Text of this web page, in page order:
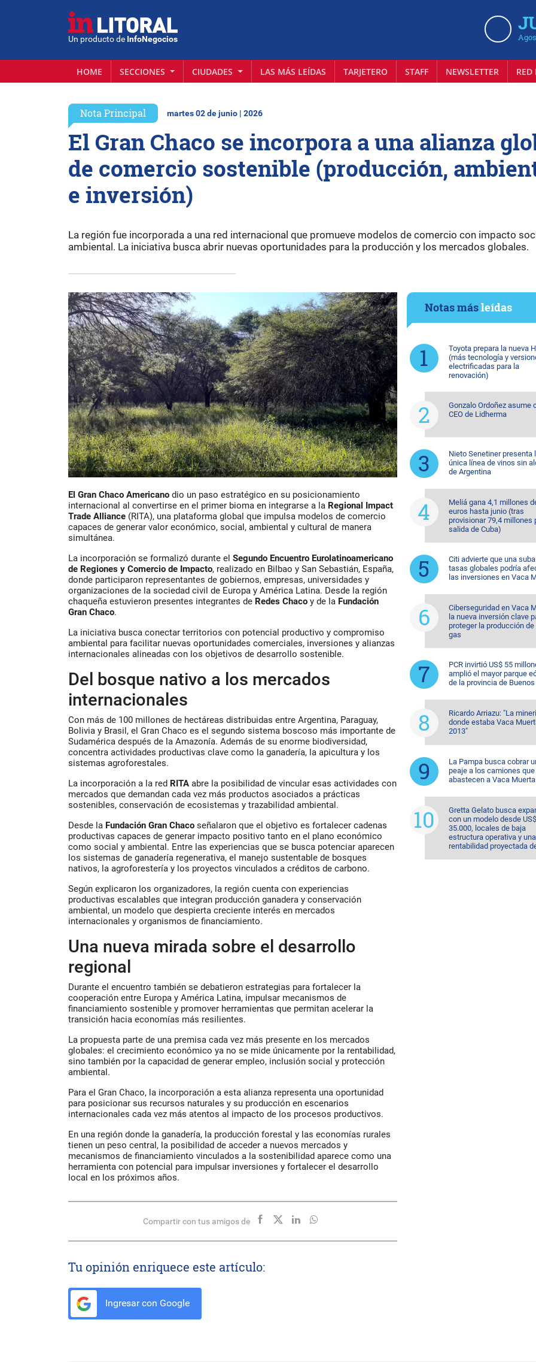
Un producto de InfoNegocios
HOME SECCIONES CIUDADES LAS MÁS LEÍDAS TARJETERO STAFF NEWSLETTER RED
Nota Principal martes 02 de junio | 2026
El Gran Chaco se incorpora a una alianza
de comercio sostenible (producción,
e inversión)
La región fue incorporada a una red internacional que promueve modelos de comercio con impacto
ambiental. La iniciativa busca abrir nuevas oportunidades para la producción y los mercados globales.
El Gran Chaco Americano dio un paso estratégico en su posicionamiento
internacional al convertirse en el primer bioma en integrarse a la Regional Impact
Trade Alliance (RITA), una plataforma global que impulsa modelos de comercio
capaces de generar valor económico, social, ambiental y cultural de manera
simultánea.
La incorporación se formalizó durante el Segundo Encuentro Eurolatinoamericano
de Regiones y Comercio de Impacto, realizado en Bilbao y San Sebastián, España,
donde participaron representantes de gobiernos, empresas, universidades y
organizaciones de la sociedad civil de Europa y América Latina. Desde la región
chaqueña estuvieron presentes integrantes de Redes Chaco y de la Fundación
Gran Chaco.
La iniciativa busca conectar territorios con potencial productivo y compromiso
ambiental para facilitar nuevas oportunidades comerciales, inversiones y alianzas
internacionales alineadas con los objetivos de desarrollo sostenible.
Del bosque nativo a los mercados
internacionales
Con más de 100 millones de hectáreas distribuidas entre Argentina, Paraguay,
Bolivia y Brasil, el Gran Chaco es el segundo sistema boscoso más importante de
Sudamérica después de la Amazonía. Además de su enorme biodiversidad,
concentra actividades productivas clave como la ganadería, la apicultura y los
sistemas agroforestales.
La incorporación a la red RITA abre la posibilidad de vincular esas actividades con
mercados que demandan cada vez más productos asociados a prácticas
sostenibles, conservación de ecosistemas y trazabilidad ambiental.
Desde la Fundación Gran Chaco señalaron que el objetivo es fortalecer cadenas
productivas capaces de generar impacto positivo tanto en el plano económico
como social y ambiental. Entre las experiencias que se busca potenciar aparecen
los sistemas de ganadería regenerativa, el manejo sustentable de bosques
nativos, la agroforestería y los proyectos vinculados a créditos de carbono.
Según explicaron los organizadores, la región cuenta con experiencias
productivas escalables que integran producción ganadera y conservación
ambiental, un modelo que despierta creciente interés en mercados
internacionales y organismos de financiamiento.
Una nueva mirada sobre el desarrollo
regional
Durante el encuentro también se debatieron estrategias para fortalecer la
cooperación entre Europa y América Latina, impulsar mecanismos de
financiamiento sostenible y promover herramientas que permitan acelerar la
transición hacia economías más resilientes.
La propuesta parte de una premisa cada vez más presente en los mercados
globales: el crecimiento económico ya no se mide únicamente por la rentabilidad,
sino también por la capacidad de generar empleo, inclusión social y protección
ambiental.
Para el Gran Chaco, la incorporación a esta alianza representa una oportunidad
para posicionar sus recursos naturales y su producción en escenarios
internacionales cada vez más atentos al impacto de los procesos productivos.
En una región donde la ganadería, la producción forestal y las economías rurales
tienen un peso central, la posibilidad de acceder a nuevos mercados y
mecanismos de financiamiento vinculados a la sostenibilidad aparece como una
herramienta con potencial para impulsar inversiones y fortalecer el desarrollo
local en los próximos años.
Compartir con tus amigos de
Tu opinión enriquece este artículo:
Ingresar con Google
Notas másleídas
Toyota prepara la nueva
(más tecnología y
electrificadas para la
renovación)
Gonzalo Ordoñez asume
CEO de Lidherma
Nieto Senetiner presenta
única línea de vinos sin
de Argentina
Meliá gana 4,1 millones
euros hasta junio (tras
provisionar 79,4 millones
salida de Cuba)
Citi advierte que una
tasas globales podría
las inversiones en Vaca
Ciberseguridad en Vaca
la nueva inversión clave
proteger la producción de
gas
PCR invirtió US$ 55
amplió el mayor parque
de la provincia de Buenos
Ricardo Arriazu: "La
donde estaba Vaca
2013"
La Pampa busca cobrar
peaje a los camiones que
abastecen a Vaca Muerta
Gretta Gelato busca
con un modelo desde US$
35.000, locales de baja
estructura operativa y una
rentabilidad proyectada